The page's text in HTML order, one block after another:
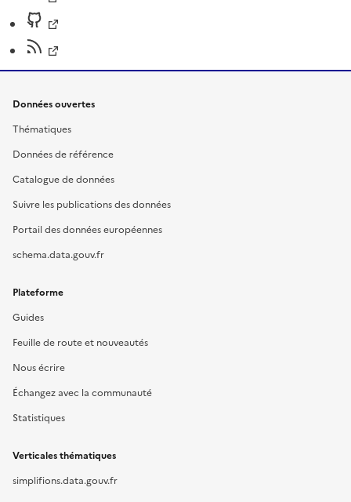
Données ouvertes
Thématiques
Données de référence
Catalogue de données
Suivre les publications des données
Portail des données européennes
schema.data.gouv.fr
Plateforme
Guides
Feuille de route et nouveautés
Nous écrire
Échangez avec la communauté
Statistiques
Verticales thématiques
simplifions.data.gouv.fr